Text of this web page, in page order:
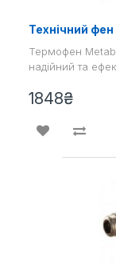
Технічний
Термофен
надійний та
1848₴